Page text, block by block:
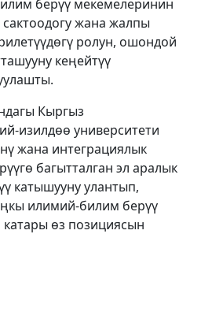
берүү мекемелеринин
жана жалпы
ролун, ошондой
кеңейтүү
Кыргыз
изилдөө университети
жана интеграциялык
багытталган эл аралык
катышууну улантып,
илимий-билим берүү
өз позициясын